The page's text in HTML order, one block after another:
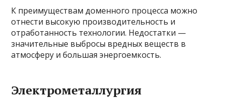
К преимуществам доменного процесса можно
отнести высокую производительность и
отработанность технологии. Недостатки —
значительные выбросы вредных веществ в
атмосферу и большая энергоемкость.
Электрометаллургия